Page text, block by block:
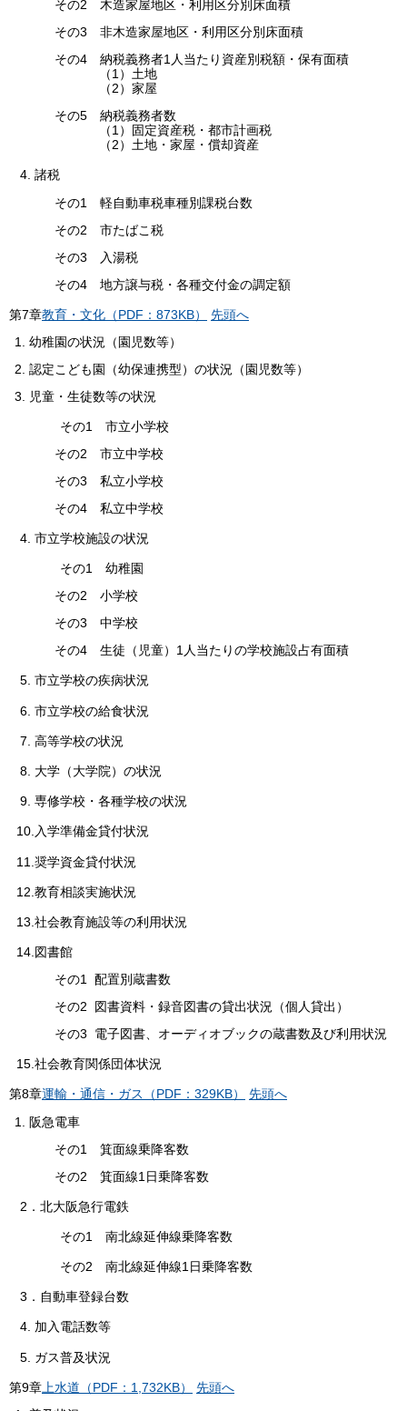
その2 木造家屋地区・利用区分別床面積
その3 非木造家屋地区・利用区分別床面積
その4 納税義務者1人当たり資産別税額・保有面積
（1）土地
（2）家屋
その5 納税義務者数
（1）固定資産税・都市計画税
（2）土地・家屋・償却資産
4. 諸税
その1 軽自動車税車種別課税台数
その2 市たばこ税
その3 入湯税
その4 地方譲与税・各種交付金の調定額
第7章教育・文化（PDF：873KB）
先頭へ
幼稚園の状況（園児数等）
認定こども園（幼保連携型）の状況（園児数等）
児童・生徒数等の状況
その1 市立小学校
その2 市立中学校
その3 私立小学校
その4 私立中学校
4. 市立学校施設の状況
その1 幼稚園
その2 小学校
その3 中学校
その4 生徒（児童）1人当たりの学校施設占有面積
5. 市立学校の疾病状況
6. 市立学校の給食状況
7. 高等学校の状況
8. 大学（大学院）の状況
9. 専修学校・各種学校の状況
10.入学準備金貸付状況
11.奨学資金貸付状況
12.教育相談実施状況
13.社会教育施設等の利用状況
14.図書館
その1 配置別蔵書数
その2 図書資料・録音図書の貸出状況（個人貸出）
その3 電子図書、オーディオブックの蔵書数及び利用状況
15.社会教育関係団体状況
第8章運輸・通信・ガス（PDF：329KB）
先頭へ
阪急電車
その1 箕面線乗降客数
その2 箕面線1日乗降客数
2．北大阪急行電鉄
その1 南北線延伸線乗降客数
その2 南北線延伸線1日乗降客数
3．自動車登録台数
4. 加入電話数等
5. ガス普及状況
第9章 上水道（PDF：1,732KB）
先頭へ